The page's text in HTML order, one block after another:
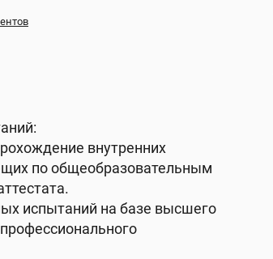
внутренних
по общеобразовательным
испытаний на базе высшего